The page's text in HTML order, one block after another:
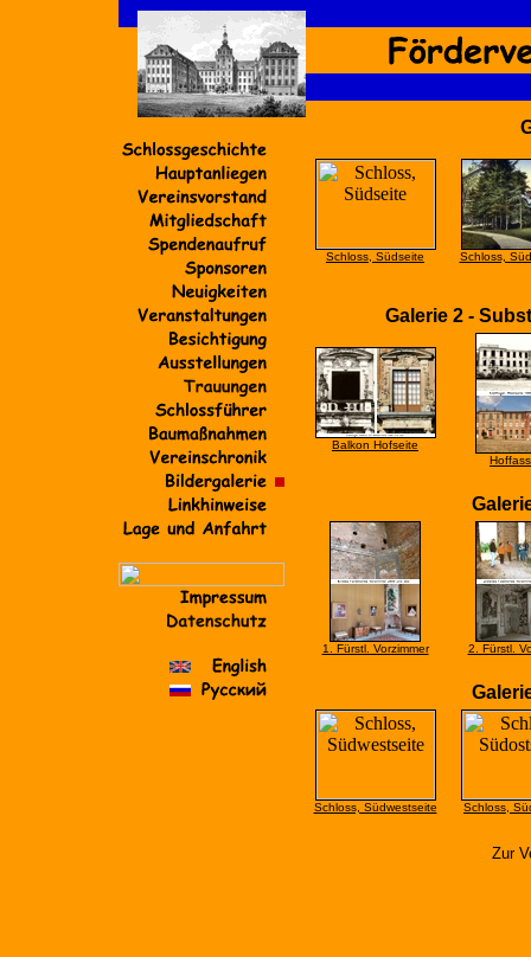
Schloss, Südseite Schloss,
Galerie 2 -
Balkon Hofseite
1. Fürstl. Vorzimmer 2. Fürstl.
Schloss, Südwestseite Schloss,
Zur